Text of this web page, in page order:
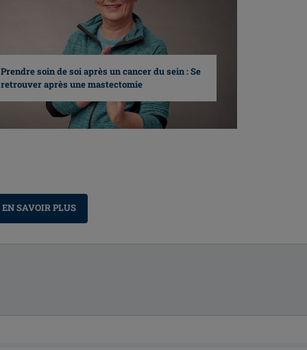
Prendre soin de soi après un cancer du sein : Se
retrouver après une mastectomie
EN SAVOIR PLUS